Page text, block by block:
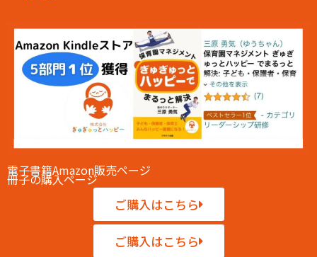
電子書籍Amazon販売ページ
冊子の購入ページ
ご購入はこちら
ご購入はこちら